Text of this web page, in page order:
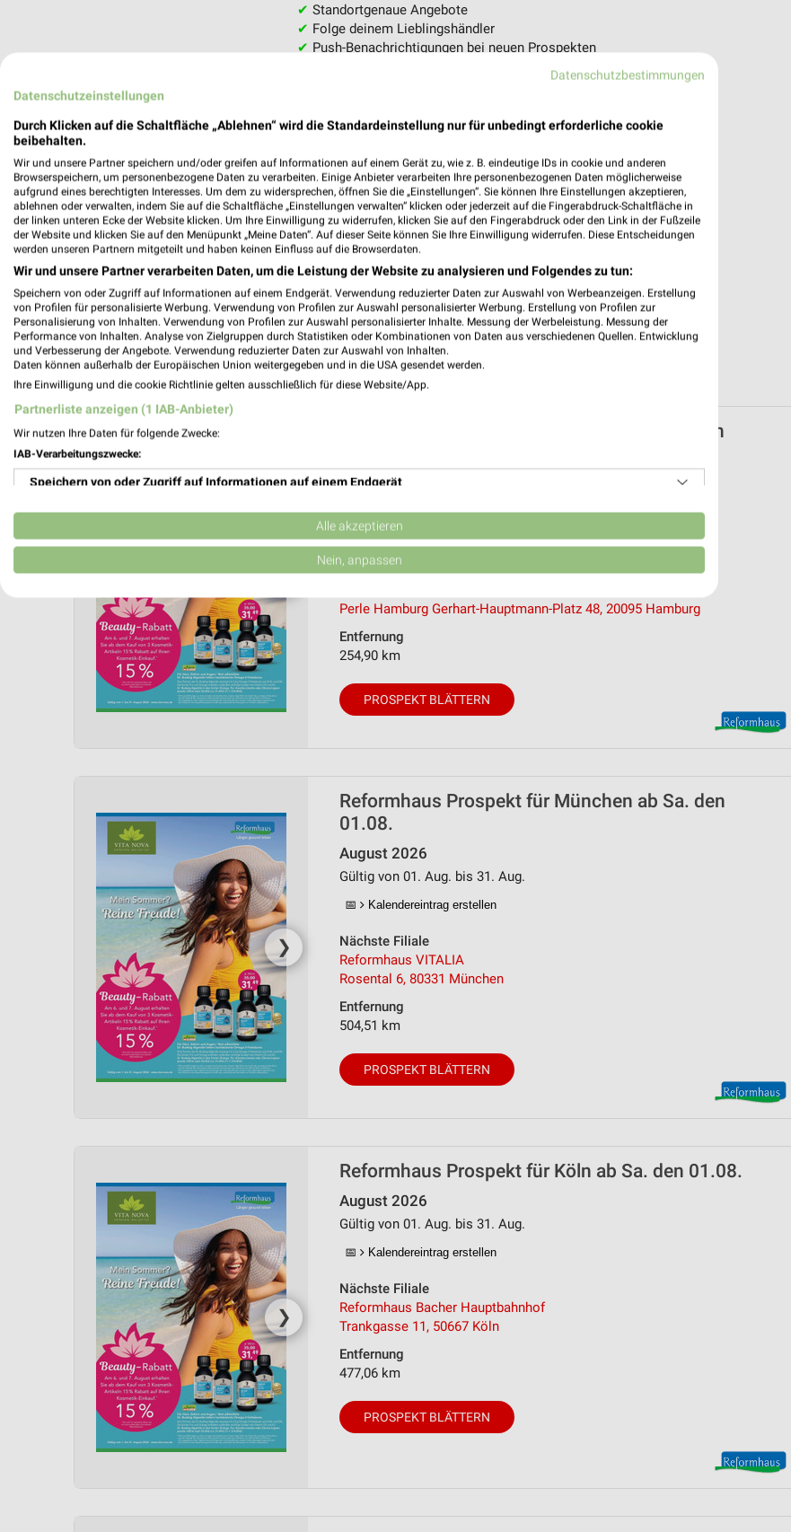
✔ Standortgenaue Angebote
✔ Folge deinem Lieblingshändler
✔ Push-Benachrichtigungen bei neuen Prospekten
❯
Reformhaus Prospekt für Hamburg ab Sa. den
August 2026
📅 Kalendereintrag erstellen
Nächste Filiale
Perle Hamburg Gerhart-Hauptmann-Platz 48, 20095 Hamburg
Entfernung
254,90 km
PROSPEKT BLÄTTERN
❯
Reformhaus Prospekt für München ab Sa. den
01.08.
August 2026
Gültig von 01. Aug. bis 31. Aug.
📅 Kalendereintrag erstellen
Nächste Filiale
Reformhaus VITALIA
Rosental 6, 80331 München
Entfernung
504,51 km
PROSPEKT BLÄTTERN
❯
Reformhaus Prospekt für Köln ab Sa. den 01.08.
August 2026
Gültig von 01. Aug. bis 31. Aug.
📅 Kalendereintrag erstellen
Nächste Filiale
Reformhaus Bacher Hauptbahnhof
Trankgasse 11, 50667 Köln
Entfernung
477,06 km
PROSPEKT BLÄTTERN
Datenschutzbestimmungen
Datenschutzeinstellungen
Durch Klicken auf die Schaltfläche „Ablehnen“ wird die Standardeinstellung nur für unbedingt erforderliche cookie
beibehalten.
Wir und unsere Partner speichern und/oder greifen auf Informationen auf einem Gerät zu, wie z. B. eindeutige IDs in cookie und anderen
Browserspeichern, um personenbezogene Daten zu verarbeiten. Einige Anbieter verarbeiten Ihre personenbezogenen Daten möglicherweise
aufgrund eines berechtigten Interesses. Um dem zu widersprechen, öffnen Sie die „Einstellungen“. Sie können Ihre Einstellungen akzeptieren,
ablehnen oder verwalten, indem Sie auf die Schaltfläche „Einstellungen verwalten“ klicken oder jederzeit auf die Fingerabdruck-Schaltfläche in
der linken unteren Ecke der Website klicken. Um Ihre Einwilligung zu widerrufen, klicken Sie auf den Fingerabdruck oder den Link in der Fußzeile
der Website und klicken Sie auf den Menüpunkt „Meine Daten“. Auf dieser Seite können Sie Ihre Einwilligung widerrufen. Diese Entscheidungen
werden unseren Partnern mitgeteilt und haben keinen Einfluss auf die Browserdaten.
Wir und unsere Partner verarbeiten Daten, um die Leistung der Website zu analysieren und Folgendes zu tun:
Speichern von oder Zugriff auf Informationen auf einem Endgerät. Verwendung reduzierter Daten zur Auswahl von Werbeanzeigen. Erstellung
von Profilen für personalisierte Werbung. Verwendung von Profilen zur Auswahl personalisierter Werbung. Erstellung von Profilen zur
Personalisierung von Inhalten. Verwendung von Profilen zur Auswahl personalisierter Inhalte. Messung der Werbeleistung. Messung der
Performance von Inhalten. Analyse von Zielgruppen durch Statistiken oder Kombinationen von Daten aus verschiedenen Quellen. Entwicklung
und Verbesserung der Angebote. Verwendung reduzierter Daten zur Auswahl von Inhalten.
Daten können außerhalb der Europäischen Union weitergegeben und in die USA gesendet werden.
Ihre Einwilligung und die cookie Richtlinie gelten ausschließlich für diese Website/App.
Partnerliste anzeigen (1 IAB-Anbieter)
Wir nutzen Ihre Daten für folgende Zwecke:
IAB-Verarbeitungszwecke:
Speichern von oder Zugriff auf Informationen auf einem Endgerät
Verwendung reduzierter Daten zur Auswahl von Werbeanzeigen
Erstellung von Profilen für personalisierte Werbung
Erstellung von Profilen zur Personalisierung von Inhalten
Verwendung von Profilen zur Auswahl personalisierter Inhalte
Messung der Werbeleistung
Entwicklung und Verbesserung der Angebote
Verwendung reduzierter Daten zur Auswahl von Inhalten
IAB-Besonderheiten:
Verwendung genauer Standortdaten
Geräte anhand von aktiv angeforderten Informationen identifizieren
Nicht-IAB-Verarbeitungszwecke:
Performance
Alle akzeptieren
Nein, anpassen